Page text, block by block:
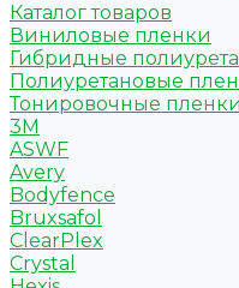
Каталог товаров
Виниловые пленки
Гибридные
Полиуретановые
Тонировочные пленки
3M
ASWF
Avery
Bodyfence
Bruxsafol
ClearPlex
Crystal